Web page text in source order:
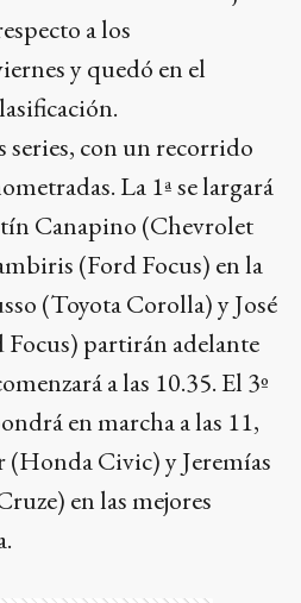
a los
y quedó en el
series, con un recorrido
La 1ª se largará
Canapino (Chevrolet
(Ford Focus) en la
(Toyota Corolla) y José
partirán adelante
a las 10.35. El 3º
en marcha a las 11,
Civic) y Jeremías
en las mejores